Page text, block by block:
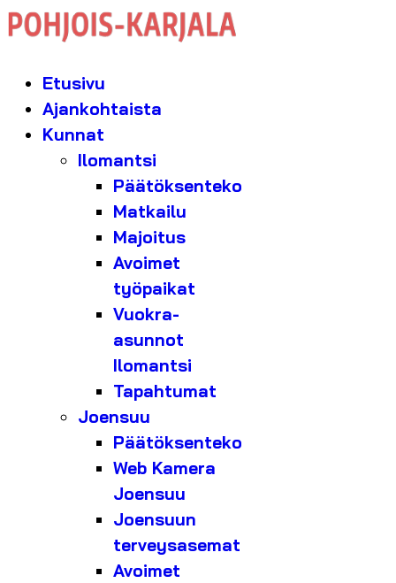
Etusivu
Ajankohtaista
Kunnat
Ilomantsi
Päätöksenteko
Matkailu
Majoitus
Avoimet
työpaikat
Vuokra-
asunnot
Ilomantsi
Tapahtumat
Joensuu
Päätöksenteko
Web Kamera
Joensuu
Joensuun
terveysasemat
Avoimet